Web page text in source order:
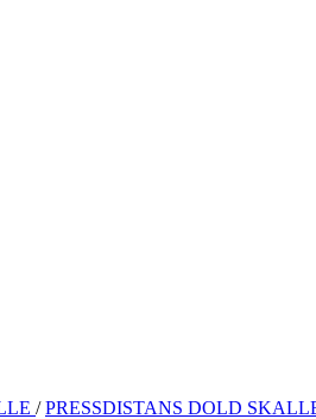
/PRESSDISTANS DOLD